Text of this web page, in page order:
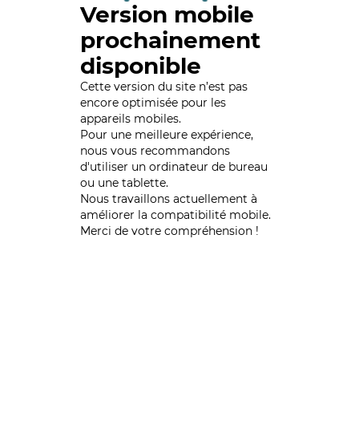
Version mobile
prochainement
disponible
Cette version du site n’est pas
encore optimisée pour les
appareils mobiles.
Pour une meilleure expérience,
nous vous recommandons
d'utiliser un ordinateur de bureau
ou une tablette.
Nous travaillons actuellement à
améliorer la compatibilité mobile.
Merci de votre compréhension !